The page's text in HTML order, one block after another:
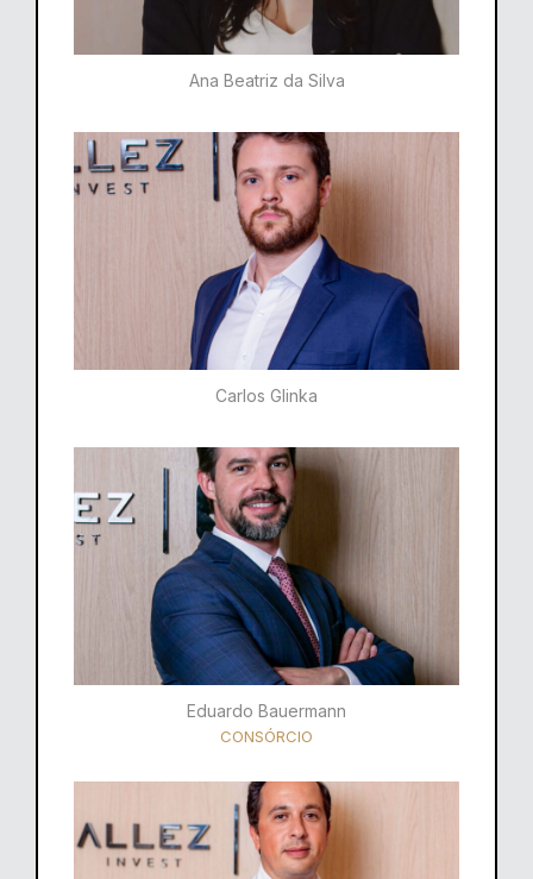
Ana Beatriz da Silva
Carlos Glinka
Eduardo Bauermann
CONSÓRCIO